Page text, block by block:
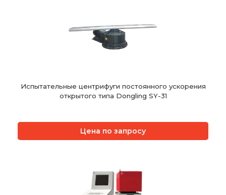
Испытательные центрифуги постоянного ускорения
открытого типа Dongling SY-31
Цена по запросу